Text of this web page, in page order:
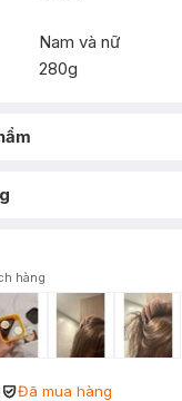
Nam và nữ
280g
hàng
Đã mua hàng